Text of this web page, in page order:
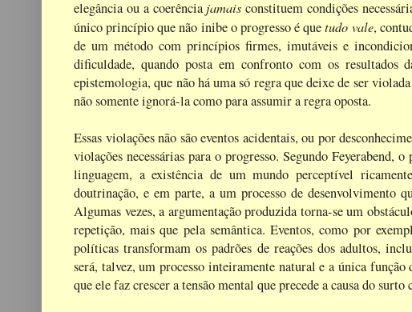
elegância ou a coerência jamais constituem condições
único princípio que não inibe o progresso é quetudo vale,
de um método com princípios firmes, imutáveis e
dificuldade, quando posta em confronto com os
epistemologia, que não há uma só regra que deixe de ser
não somente ignorá-la como para assumir a regra oposta.
Essas violações não são eventos acidentais, ou por
violações necessárias para o progresso. Segundo Feyerabend,
linguagem, a existência de um mundo perceptível
doutrinação, e em parte, a um processo de
Algumas vezes, a argumentação produzida torna-se um
repetição, mais que pela semântica. Eventos, como por
políticas transformam os padrões de reações dos adultos,
será, talvez, um processo inteiramente natural e a única
que ele faz crescer a tensão mental que precede a causa do